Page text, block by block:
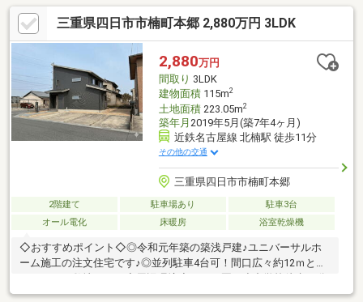
周辺環境◇徒歩10分圏内に施設多数！生活しやすいエリアです
♪・一号舘楠店：徒歩約8分（約600ｍ）・セブンイレブン四日市
楠町南五味塚店：徒歩約7分（約550ｍ）・クスリのアオキ楠店：
徒歩約17分（約1300ｍ）・四日市市立楠こども園：徒歩約12分
（約925ｍ）・楠郵便局：徒歩約3分（約230ｍ）・百五銀行楠支
店：徒歩約3分（約240ｍ）
三重県四日市市楠町本郷 2,880万円 3LDK
2,880万円
間取り 3LDK
建物面積115m2
土地面積223.05m2
築年月 2019年5月(築7年4ヶ月)
近鉄名古屋線 北楠駅 徒歩11分
その他の交通
三重県四日市市楠町本郷
2階建て 駐車場あり
駐車3台
オール電化
床暖房 浴室乾燥機
◇おすすめポイント◇◎令和元年築の築浅戸建♪ユニバーサルホ
ーム施工の注文住宅です♪◎並列駐車4台可！間口広々約12ｍとゆ
圏内♪・ファミリーマートまで徒歩15分(約1200m)・一号館まで徒